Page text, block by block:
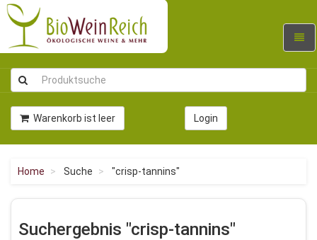
Warenkorb ist leer Login
Home Suche "crisp-tannins"
Suchergebnis "crisp-tannins"